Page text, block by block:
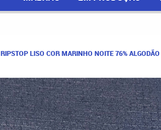
RIPSTOP LISO COR MARINHO NOITE 76%